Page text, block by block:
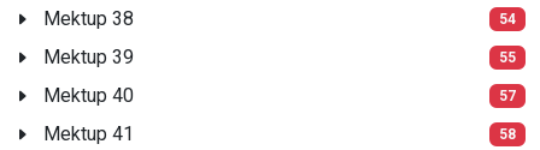
Mektup 38 54
Mektup 39 55
Mektup 40 57
Mektup 41 58